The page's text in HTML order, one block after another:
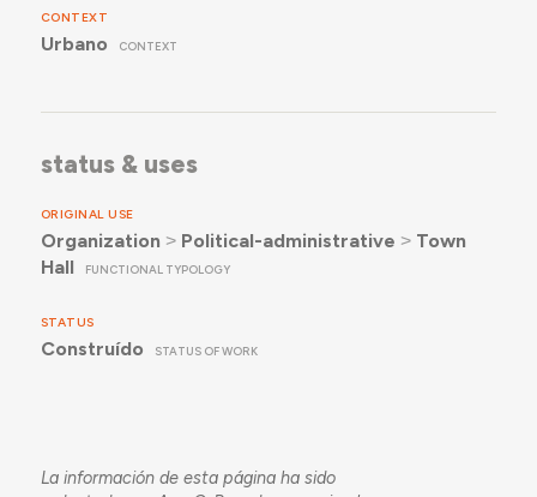
de Socorro se adaptan a Área Social y las de Policía
Local se convierten en despachos.
CONTEXT
Urbano CONTEXT
status & uses
ORIGINAL USE
Organization ˃ Political-administrative ˃ Town
Hall
FUNCTIONAL TYPOLOGY
STATUS
Construído STATUS OF WORK
La información de esta página ha sido